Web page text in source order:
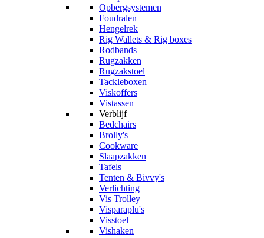
Opbergsystemen
Foudralen
Hengelrek
Rig Wallets & Rig boxes
Rodbands
Rugzakken
Rugzakstoel
Tackleboxen
Viskoffers
Vistassen
Verblijf
Bedchairs
Brolly's
Cookware
Slaapzakken
Tafels
Tenten & Bivvy's
Verlichting
Vis Trolley
Visparaplu's
Visstoel
Vishaken